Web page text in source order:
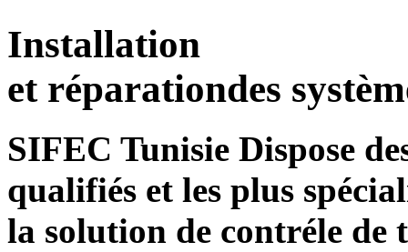
Installation
et réparationdes
SIFEC Tunisie Dispose
qualifiés et les plus
la solution de contréle de